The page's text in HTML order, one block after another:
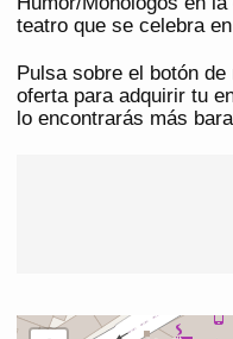
teatro que se celebra
Pulsa sobre el botón
oferta para adquirir tu
lo encontrarás más